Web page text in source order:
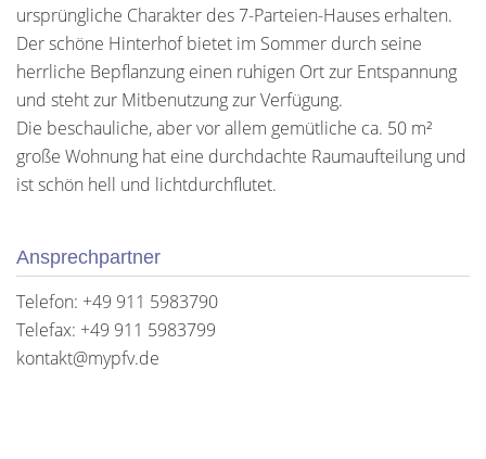
ursprüngliche Charakter des 7-Parteien-Hauses erhalten.
Der schöne Hinterhof bietet im Sommer durch seine
herrliche Bepflanzung einen ruhigen Ort zur Entspannung
und steht zur Mitbenutzung zur Verfügung.
Die beschauliche, aber vor allem gemütliche ca. 50 m²
große Wohnung hat eine durchdachte Raumaufteilung und
ist schön hell und lichtdurchflutet.
Ansprechpartner
Telefon: +49 911 5983790
Telefax: +49 911 5983799
kontakt@mypfv.de